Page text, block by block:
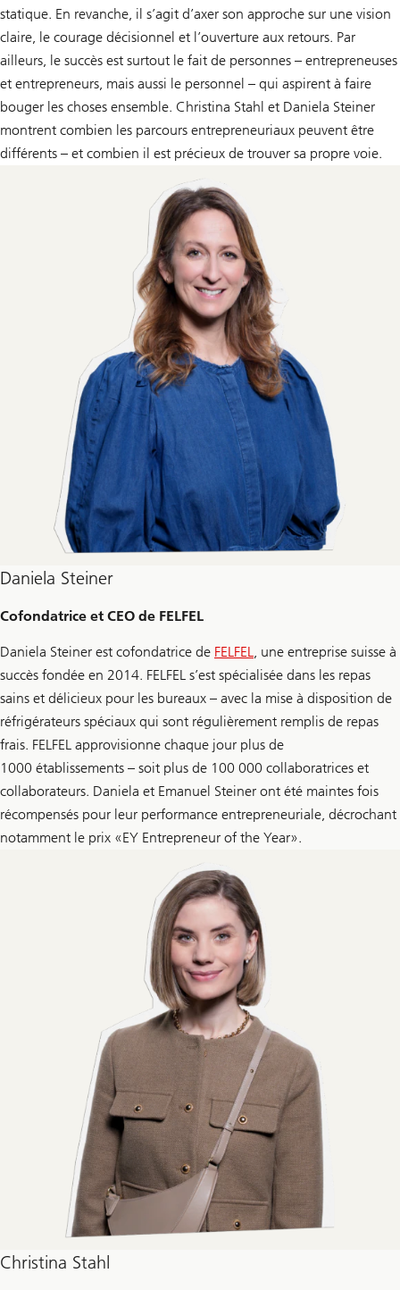
statique. En revanche, il s’agit d’axer son approche sur une vision
claire, le courage décisionnel et l’ouverture aux retours. Par
ailleurs, le succès est surtout le fait de personnes – entrepreneuses
et entrepreneurs, mais aussi le personnel – qui aspirent à faire
bouger les choses ensemble. Christina Stahl et Daniela Steiner
montrent combien les parcours entrepreneuriaux peuvent être
différents – et combien il est précieux de trouver sa propre voie.
Daniela Steiner
Cofondatrice et CEO de FELFEL
Daniela Steiner est cofondatrice de FELFEL
, une entreprise suisse à
succès fondée en 2014. FELFEL s’est spécialisée dans les repas
sains et délicieux pour les bureaux – avec la mise à disposition de
réfrigérateurs spéciaux qui sont régulièrement remplis de repas
frais. FELFEL approvisionne chaque jour plus de
1000 établissements – soit plus de 100 000 collaboratrices et
collaborateurs. Daniela et Emanuel Steiner ont été maintes fois
récompensés pour leur performance entrepreneuriale, décrochant
notamment le prix «EY Entrepreneur of the Year».
Christina Stahl